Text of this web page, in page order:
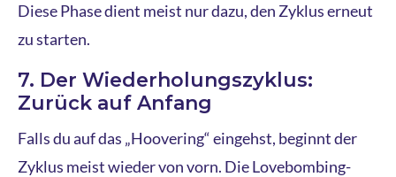
Diese Phase dient meist nur dazu, den Zyklus erneut
zu starten.
7. Der Wiederholungszyklus:
Zurück auf Anfang
Falls du auf das „Hoovering“ eingehst, beginnt der
Zyklus meist wieder von vorn. Die Lovebombing-